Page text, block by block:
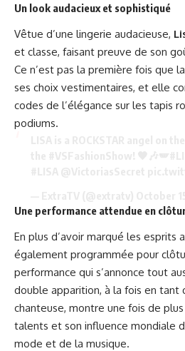
Un look audacieux et sophistiqué
Vêtue d’une lingerie audacieuse,
et classe, faisant preuve de son
Ce n’est pas la première fois que
ses choix vestimentaires, et elle
codes de l’élégance sur les tapis
podiums.
Une performance attendue en
En plus d’avoir marqué les esprits
également programmée pour
performance qui s’annonce tout
double apparition, à la fois en tant
chanteuse, montre une fois de
talents et son influence mondiale
mode et de la musique.